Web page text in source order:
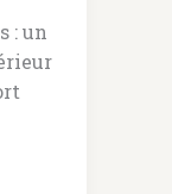
: un